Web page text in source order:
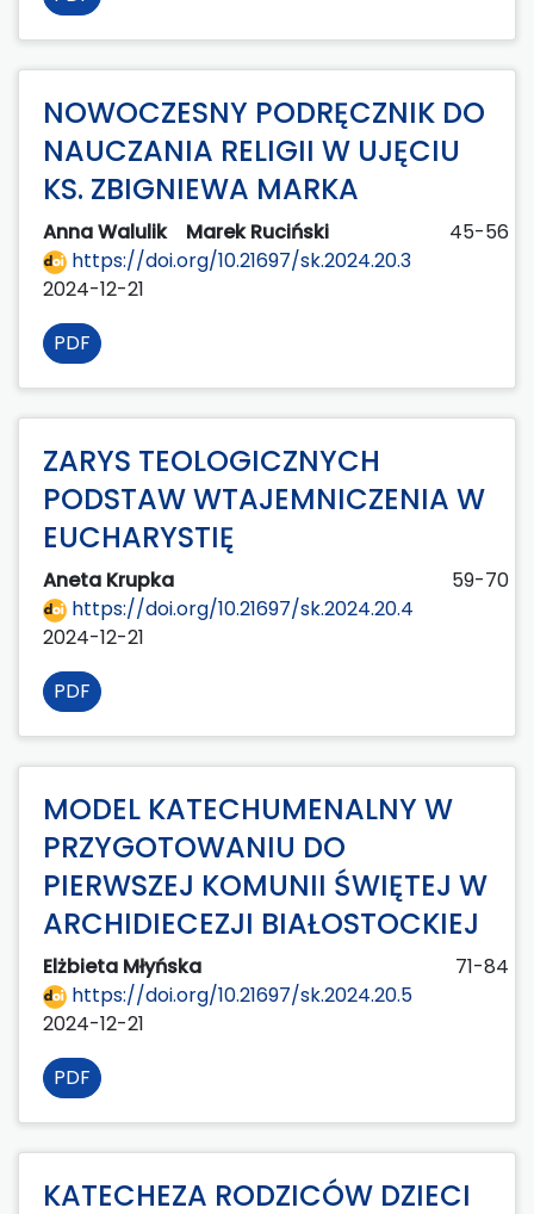
NOWOCZESNY PODRĘCZNIK DO
NAUCZANIA RELIGII W UJĘCIU
KS. ZBIGNIEWA MARKA
Anna Walulik Marek Ruciński
45-56
https://doi.org/10.21697/sk.2024.20.3
2024-12-21
PDF
ZARYS TEOLOGICZNYCH
PODSTAW WTAJEMNICZENIA W
EUCHARYSTIĘ
Aneta Krupka
59-70
https://doi.org/10.21697/sk.2024.20.4
2024-12-21
PDF
MODEL KATECHUMENALNY W
PRZYGOTOWANIU DO
PIERWSZEJ KOMUNII ŚWIĘTEJ W
ARCHIDIECEZJI BIAŁOSTOCKIEJ
Elżbieta Młyńska
71-84
https://doi.org/10.21697/sk.2024.20.5
2024-12-21
PDF
KATECHEZA RODZICÓW DZIECI